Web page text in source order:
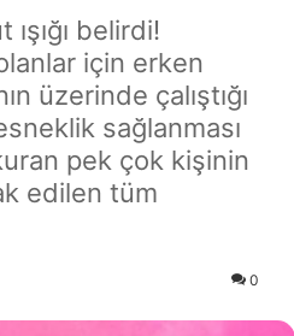
belirdi!
için erken
üzerinde çalıştığı
sağlanması
pek çok kişinin
edilen tüm
0